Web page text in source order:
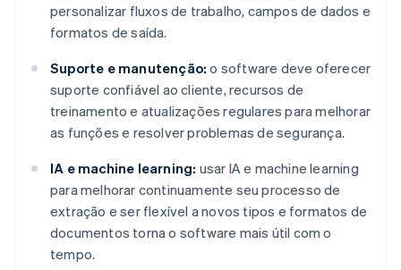
personalizar fluxos de trabalho, campos de dados e
formatos de saída.
Suporte e manutenção: o software deve oferecer
suporte confiável ao cliente, recursos de
treinamento e atualizações regulares para melhorar
as funções e resolver problemas de segurança.
IA e machine learning: usar IA e machine learning
para melhorar continuamente seu processo de
extração e ser flexível a novos tipos e formatos de
documentos torna o software mais útil com o
tempo.